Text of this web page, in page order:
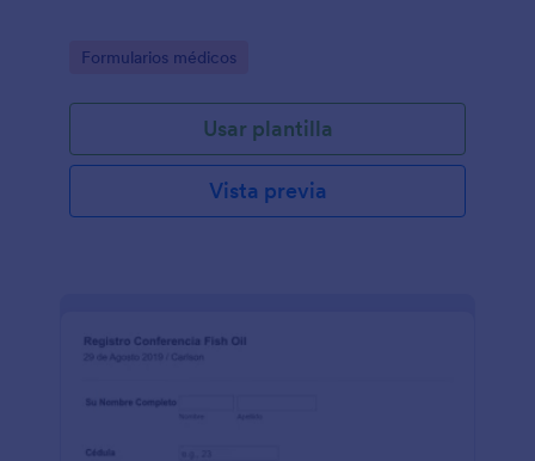
Go to Category:
Formularios médicos
Usar plantilla
Vista previa